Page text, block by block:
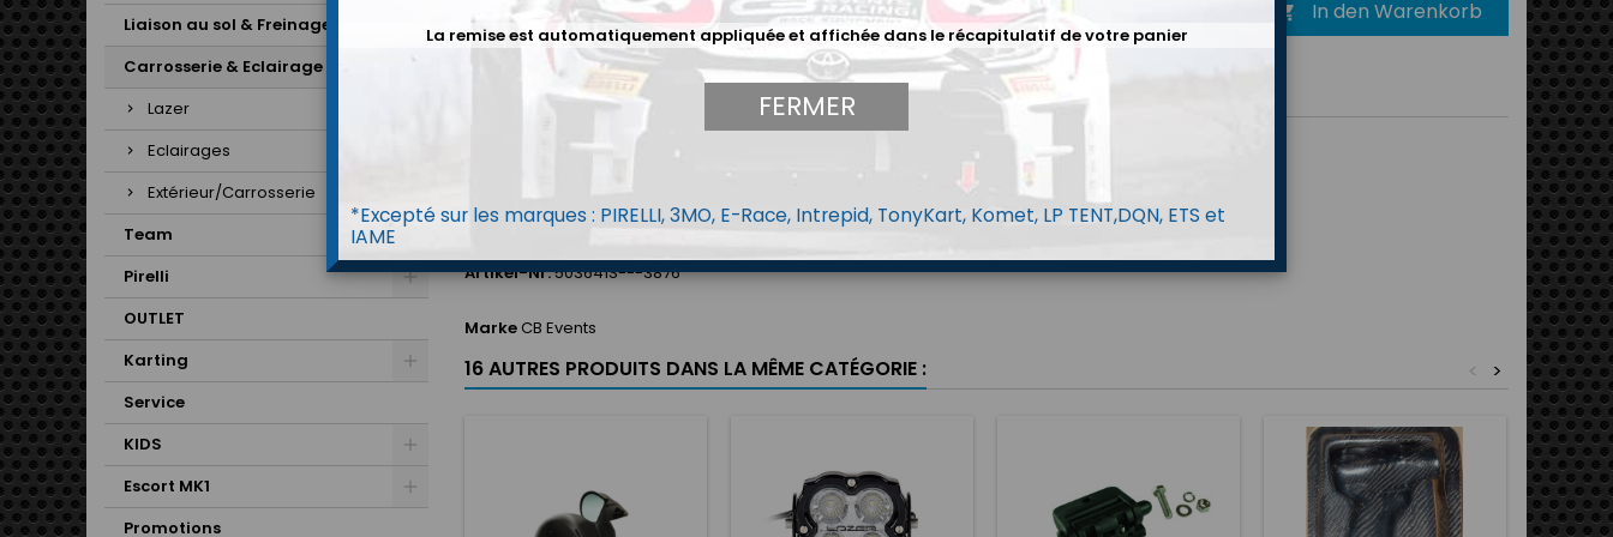
Liaison au sol & Freinage
Carrosserie & Eclairage
Lazer
Eclairages
Extérieur/Carrosserie
Team
Pirelli
OUTLET
Karting
Service
KIDS
Escort MK1
Promotions
Menge  In den Warenkorb
ARTIKELDETAILS
Artikel-Nr.503641S---3876
MarkeCB Events
16 AUTRES PRODUITS DANS LA MÊME CATÉGORIE : >
<
La remise est automatiquement appliquée et affichée dans le récapitulatif de votre panier
FERMER
*Excepté sur les marques : PIRELLI, 3MO, E-Race, Intrepid, TonyKart, Komet, LP TENT,DQN, ETS et
IAME